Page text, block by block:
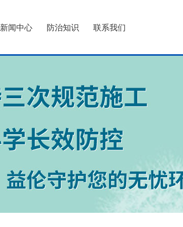
新闻中心 防治知识 联系我们